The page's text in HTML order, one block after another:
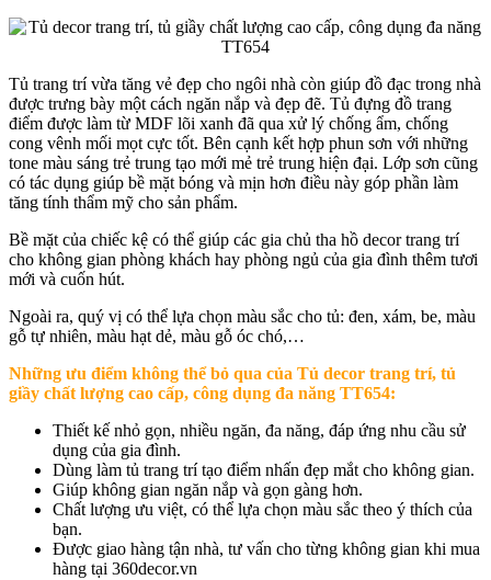
Tủ trang trí vừa tăng vẻ đẹp cho ngôi nhà còn giúp đồ đạc trong nhà
được trưng bày một cách ngăn nắp và đẹp đẽ. Tủ đựng đồ trang
điểm được làm từ MDF lõi xanh đã qua xử lý chống ẩm, chống
cong vênh mối mọt cực tốt. Bên cạnh kết hợp phun sơn với những
tone màu sáng trẻ trung tạo mới mẻ trẻ trung hiện đại. Lớp sơn cũng
có tác dụng giúp bề mặt bóng và mịn hơn điều này góp phần làm
tăng tính thẩm mỹ cho sản phẩm.
Bề mặt của chiếc kệ có thể giúp các gia chủ tha hồ decor trang trí
cho không gian phòng khách hay phòng ngủ của gia đình thêm tươi
mới và cuốn hút.
Ngoài ra, quý vị có thể lựa chọn màu sắc cho tủ: đen, xám, be, màu
gỗ tự nhiên, màu hạt dẻ, màu gỗ óc chó,…
Những ưu điểm không thể bỏ qua của Tủ decor trang trí, tủ
giầy chất lượng cao cấp, công dụng đa năng TT654:
Thiết kế nhỏ gọn, nhiều ngăn, đa năng, đáp ứng nhu cầu sử
dụng của gia đình.
Dùng làm tủ trang trí tạo điểm nhấn đẹp mắt cho không gian.
Giúp không gian ngăn nắp và gọn gàng hơn.
Chất lượng ưu việt, có thể lựa chọn màu sắc theo ý thích của
bạn.
Được giao hàng tận nhà, tư vấn cho từng không gian khi mua
hàng tại 360decor.vn